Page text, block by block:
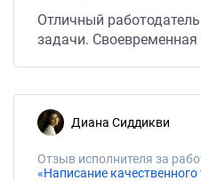
Отличный
задачи. Своевременная
Диана Сиддикви
Отзыв исполнителя за